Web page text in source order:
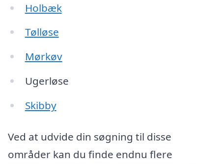
Holbæk
Tølløse
Mørkøv
Ugerløse
Skibby
Ved at udvide din søgning til disse
områder kan du finde endnu flere